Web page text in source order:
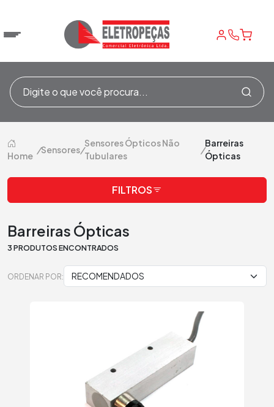
Home
/Sensores/
Sensores Ópticos Não
Tubulares
/
Barreiras
Ópticas
FILTROS
Barreiras Ópticas
3 PRODUTOS ENCONTRADOS
ORDENAR POR: